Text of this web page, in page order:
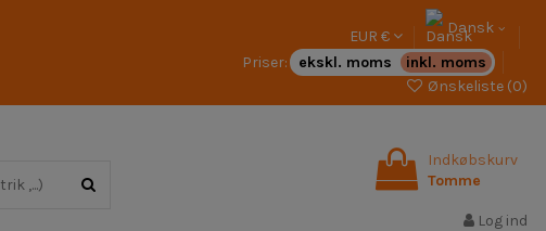
EUR €
Dansk
Priser:
ekskl. moms
inkl. moms
Ønskeliste (0)
Indkøbskurv
Tomme
Log ind